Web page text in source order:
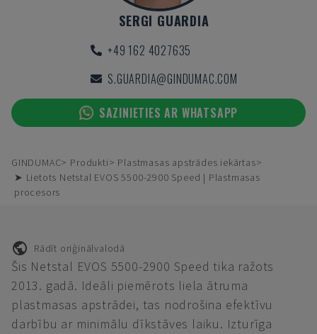
SERGI GUARDIA
+49 162 4027635
S.GUARDIA@GINDUMAC.COM
SAZINIETIES AR WHATSAPP
GINDUMAC Produkti
Plastmasas apstrādes iekārtas
➤ Lietots Netstal EVOS 5500-2900 Speed | Plastmasas
procesors
Rādīt oriģinālvalodā
Šis Netstal EVOS 5500-2900 Speed tika ražots
2013. gadā. Ideāli piemērots liela ātruma
plastmasas apstrādei, tas nodrošina efektīvu
darbību ar minimālu dīkstāves laiku. Izturīga